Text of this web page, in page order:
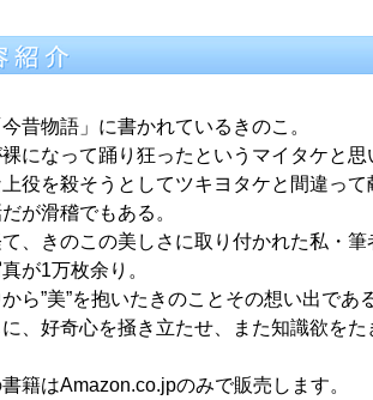
昔物語」に書かれているきのこ。
になって踊り狂ったというマイタケと思
役を殺そうとしてツキヨタケと間違って
が滑稽でもある。
、きのこの美しさに取り付かれた私・筆
が1万枚余り。
ら”美”を抱いたきのことその想い出である
、好奇心を掻き立たせ、また知識欲をた
籍はAmazon.co.jpのみで販売します。